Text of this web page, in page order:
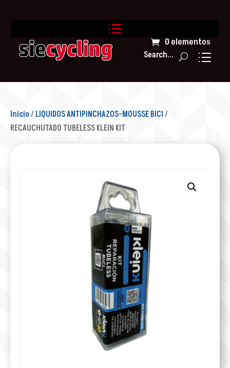
0 elementos
Search...
Inicio/ LIQUIDOS ANTIPINCHAZOS-MOUSSE BICI/
RECAUCHUTADO TUBELESS KLEIN KIT